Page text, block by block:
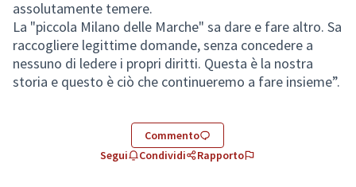
assolutamente temere.
La "piccola Milano delle Marche" sa dare e fare altro. Sa
raccogliere legittime domande, senza concedere a
nessuno di ledere i propri diritti. Questa è la nostra
storia e questo è ciò che continueremo a fare insieme”.
Commento
Segui
Condividi Rapporto